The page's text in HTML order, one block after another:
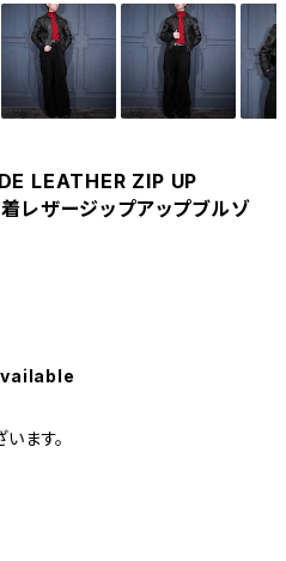
LEATHER ZIP UP
レザージップアップブルゾ
ます。